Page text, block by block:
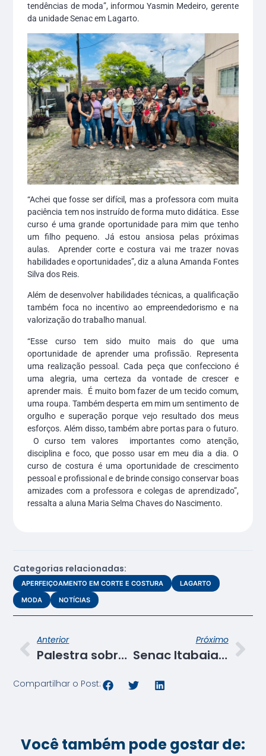
tendências de moda”, informou Yasmin Medeiro, gerente
da unidade Senac em Lagarto.
“Achei que fosse ser difícil, mas a professora com muita
paciência tem nos instruído de forma muto didática. Esse
curso é uma grande oportunidade para mim que tenho
um filho pequeno. Já estou ansiosa pelas próximas
aulas. Aprender corte e costura vai me trazer novas
habilidades e oportunidades”, diz a aluna Amanda Fontes
Silva dos Reis.
Além de desenvolver habilidades técnicas, a qualificação
também foca no incentivo ao empreendedorismo e na
valorização do trabalho manual.
“Esse curso tem sido muito mais do que uma
oportunidade de aprender uma profissão. Representa
uma realização pessoal. Cada peça que confecciono é
uma alegria, uma certeza da vontade de crescer e
aprender mais. É muito bom fazer de um tecido comum,
uma roupa. Também desperta em mim um sentimento de
orgulho e superação porque vejo resultado dos meus
esforços. Além disso, também abre portas para o futuro.
O curso tem valores importantes como atenção,
disciplina e foco, que posso usar em meu dia a dia. O
curso de costura é uma oportunidade de crescimento
pessoal e profissional e de brinde consigo conservar boas
amizades com a professora e colegas de aprendizado”,
ressalta a aluna Maria Selma Chaves do Nascimento.
Categorias relacionadas:
APERFEIÇOAMENTO EM CORTE E COSTURA
LAGARTO
MODA
NOTÍCIAS
Anterior
Palestra sobre criatividade encerra Congresso Internacional de Inovação na Educação
Próximo
Senac Itabaiana forma mais uma turma de Técnico em Enfermagem
Compartilhar o Post:
Você também pode gostar de: